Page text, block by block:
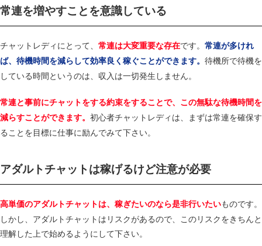
常連を増やすことを意識している
チャットレディにとって、 常連は大変重要な存在です。 常連が多けれ
ば、待機時間を減らして効率良く稼ぐことができます。 待機所で待機を
している時間というのは、収入は一切発生しません。
常連と事前にチャットをする約束をすることで、この無駄な待機時間を
減らすことができます。 初心者チャットレディは、まずは常連を確保す
ることを目標に仕事に励んでみて下さい。
アダルトチャットは稼げるけど注意が必要
高単価のアダルトチャットは、稼ぎたいのなら是非行いたいものです。
しかし、アダルトチャットはリスクがあるので、このリスクをきちんと
理解した上で始めるようにして下さい。